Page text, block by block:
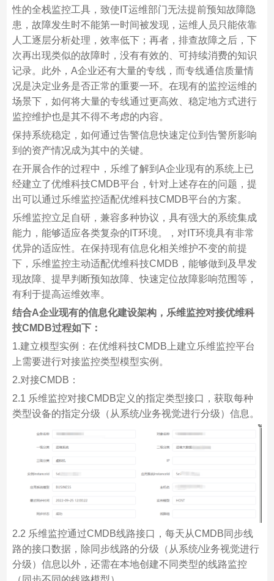
性的全栈监控工具，致使IT运维部门无法提前预知故障隐
患，故障发生时不能第一时间被发现，运维人员只能依靠
人工逐层分析处理，效率低下；再者，排查故障之后，下
次再出现类似的故障时，没有有效的、可持续消费的知识
记录。此外，A企业还有大量的专线，而专线通信质量情
况是决定业务是否正常的重要一环。在现有的监控运维的
场景下，如何将大量的专线通过更高效、稳定地方式进行
监控维护也是其不得不考虑的内容。
保持系统稳定，如何通过告警信息快速定位到告警所影响
到的资产情况成为其中的关键。
在开展合作的过程中，乐维了解到A企业现有的系统上已
经建立了优维科技CMDB平台，针对上述存在的问题，提
出可以通过乐维监控适配优维科技CMDB平台的方案。
乐维监控立足自研，兼容多种协议，具有强大的系统集成
能力，能够适应各类复杂的IT环境。，对IT环境具有非常
优异的适应性。在保持现有信息化相关维护不变的前提
下，乐维监控主动适配优维科技CMDB，能够做到及早发
现故障、提早判断预知故障、快速定位故障影响范围等，
有利于提高运维效率。
结合A企业现有的信息化建设架构，乐维监控对接优维科
技CMDB过程如下：
1.建立模型实例：在优维科技CMDB上建立乐维监控平台
上需要进行对接监控类型模型实例。
2.对接CMDB：
2.1 乐维监控对接CMDB定义的指定类型接口，获取每种
类型设备的指定分级（从系统/业务视觉进行分级）信息。
2.2 乐维监控通过CMDB线路接口，每天从CMDB同步线
路的接口数据，除同步线路的分级（从系统/业务视觉进行
分级）信息以外，还需在本地创建不同类型的线路监控